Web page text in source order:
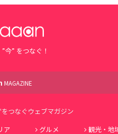
今” をつなぐ！
MAGAZINE
つなぐウェブマガジン
ア グルメ 観光・地